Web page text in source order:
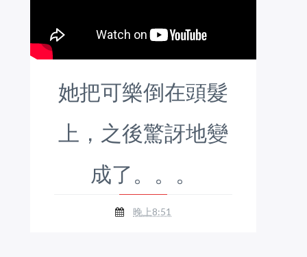
她把可樂倒在頭髮
上，之後驚訝地變
成了。。。
晚上8:51